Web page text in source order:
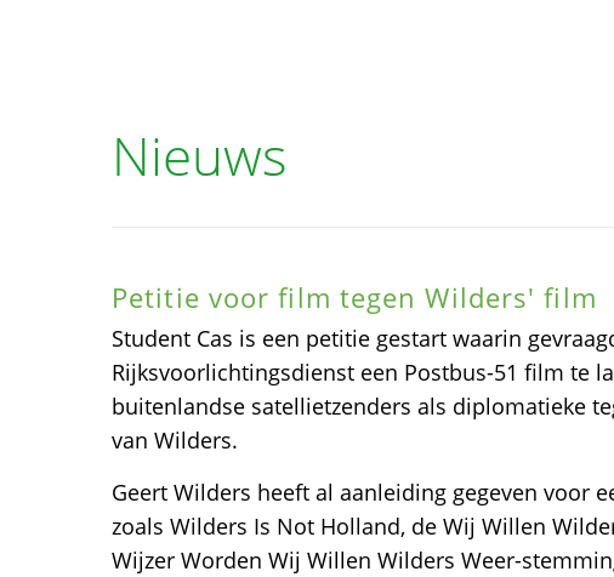
Nieuws
Petitie voor film tegen Wilders' film
Student Cas is een petitie gestart waarin
Rijksvoorlichtingsdienst een Postbus-51 film te
buitenlandse satellietzenders als diplomatieke
van Wilders.
Geert Wilders heeft al aanleiding gegeven voor
zoals Wilders Is Not Holland, de Wij Willen
Wijzer Worden Wij Willen Wilders Weer-